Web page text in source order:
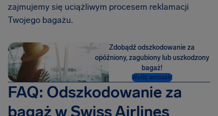
zajmujemy się uciążliwym procesem reklamacji
Twojego bagażu.
Zdobądź odszkodowanie za
opóźniony, zagubiony lub uszkodzony
bagaż!
Wyślij wniosek!
FAQ: Odszkodowanie za
bagaż w Swiss Airlines